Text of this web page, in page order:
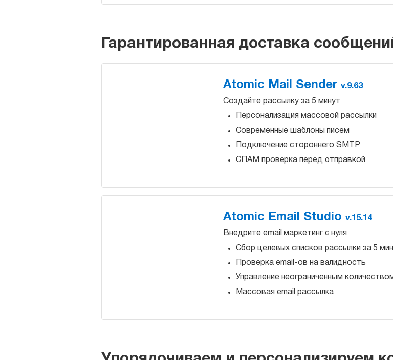
Гарантированная доставка
Atomic Mail Sender v.9.63
Создайте рассылку за 5 минут
Персонализация массовой рассылки
Современные шаблоны писем
Подключение стороннего SMTP
СПАМ проверка перед отправкой
Atomic Email Studio v.15.14
Внедрите email маркетинг с нуля
Сбор целевых списков рассылки за 5
Проверка email-ов на валидность
Управление неограниченным
Массовая email рассылка